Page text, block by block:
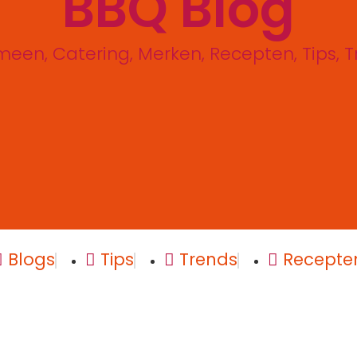
, Catering, Merken, Recepten, Tips,
Blogs Tips Trends